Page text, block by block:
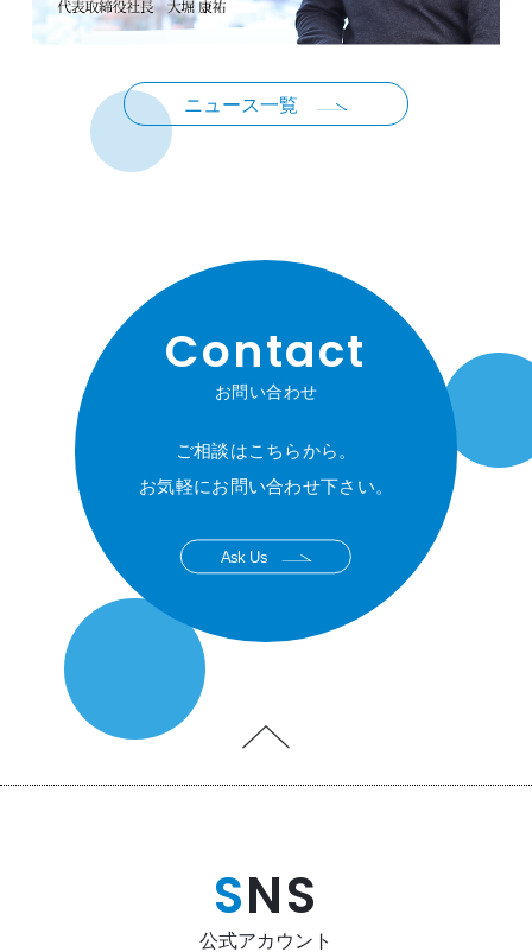
ニュース一覧
Contact
お問い合わせ
ご相談はこちらから。
お気軽にお問い合わせ下さい。
Ask Us
SNS
公式アカウント